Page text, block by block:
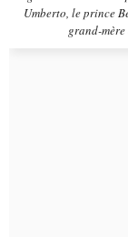
Umberto, le prince
grand-